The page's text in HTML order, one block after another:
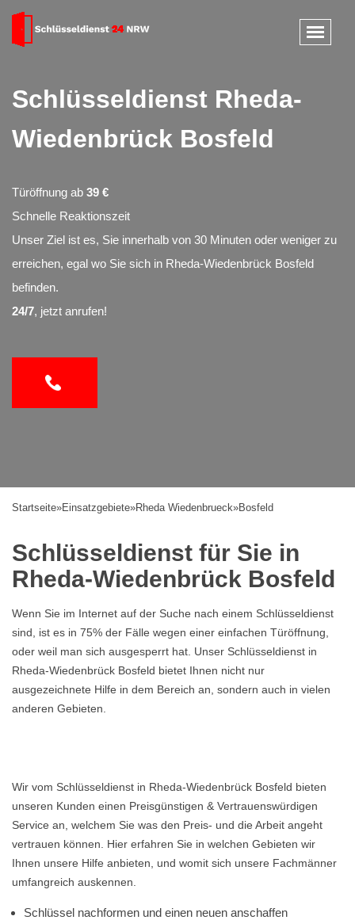
Schlüsseldienst Rheda-
Wiedenbrück Bosfeld
Türöffnung ab 39 €
Schnelle Reaktionszeit
Unser Ziel ist es, Sie innerhalb von 30 Minuten oder weniger zu
erreichen, egal wo Sie sich in Rheda-Wiedenbrück Bosfeld
befinden.
24/7, jetzt anrufen!
Startseite»Einsatzgebiete»Rheda Wiedenbrueck»Bosfeld
Schlüsseldienst für Sie in
Rheda-Wiedenbrück Bosfeld
Wenn Sie im Internet auf der Suche nach einem Schlüsseldienst
sind, ist es in 75% der Fälle wegen einer einfachen Türöffnung,
oder weil man sich ausgesperrt hat. Unser Schlüsseldienst in
Rheda-Wiedenbrück Bosfeld bietet Ihnen nicht nur
ausgezeichnete Hilfe in dem Bereich an, sondern auch in vielen
anderen Gebieten.
Wir vom Schlüsseldienst in Rheda-Wiedenbrück Bosfeld bieten
unseren Kunden einen Preisgünstigen & Vertrauenswürdigen
Service an, welchem Sie was den Preis- und die Arbeit angeht
vertrauen können. Hier erfahren Sie in welchen Gebieten wir
Ihnen unsere Hilfe anbieten, und womit sich unsere Fachmänner
umfangreich auskennen.
Schlüssel nachformen und einen neuen anschaffen